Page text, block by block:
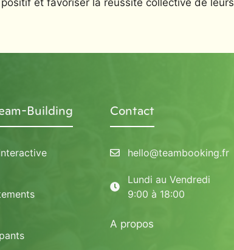
Building Contact
hello@teambooking.fr
Lundi au Vendredi
9:00 à 18:00
A propos